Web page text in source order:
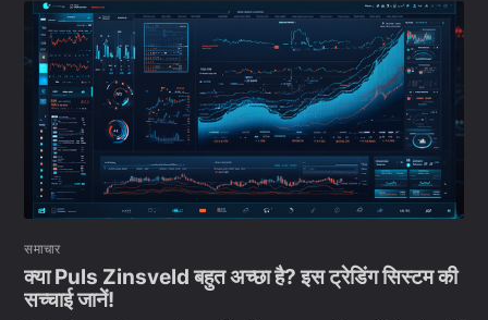
समाचार
क्या Puls Zinsveld बहुत अच्छा है? इस ट्रेडिंग सिस्टम की
सच्चाई जानें!